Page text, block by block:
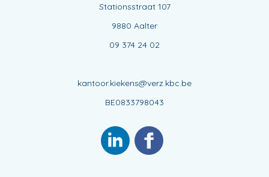
Stationsstraat 107
9880 Aalter
09 374 24 02
kantoor.kiekens@verz.kbc.be
BE0833798043